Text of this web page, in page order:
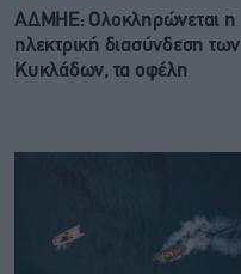
ΑΔΜΗΕ: Ολοκληρώνεται η
ηλεκτρική διασύνδεση των
Κυκλάδων, τα οφέλη